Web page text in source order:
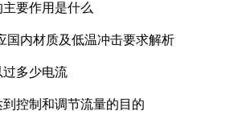
要作用是什么
国内材质及低温冲击要求解析
多少电流
控制和调节流量的目的